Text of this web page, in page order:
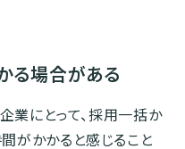
る場合がある
業にとって、採用一括か
がかかると感じること